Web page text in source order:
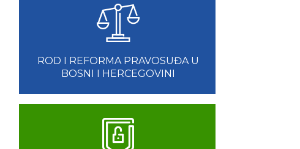
ROD I REFORMA PRAVOSUĐA U
BOSNI I HERCEGOVINI